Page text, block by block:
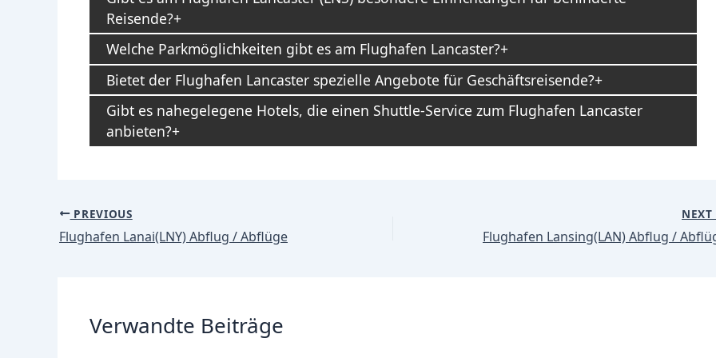
Reisende?
Welche Parkmöglichkeiten gibt es am Flughafen Lancaster?
Bietet der Flughafen Lancaster spezielle Angebote für Geschäftsreisende?
Gibt es nahegelegene Hotels, die einen Shuttle-Service zum Flughafen Lancaster
anbieten?
Post
navigation
PREVIOUS
Flughafen Lanai(LNY) Abflug / Abflüge
NEXT
Flughafen Lansing(LAN) Abflug /
Verwandte Beiträge